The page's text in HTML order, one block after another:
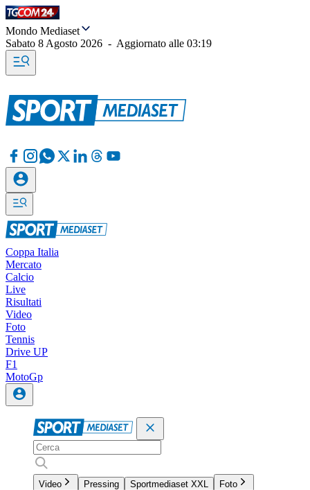
Mondo Mediaset
Sabato 8 Agosto 2026 - Aggiornato alle 03:19
Coppa Italia
Mercato
Calcio
Live
Risultati
Video
Foto
Tennis
Drive UP
F1
MotoGp
Video Pressing Sportmediaset XXL
Foto